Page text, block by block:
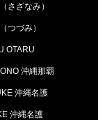
ざなみ）
つづみ）
OTARU
沖縄那覇
沖縄名護
沖縄名護